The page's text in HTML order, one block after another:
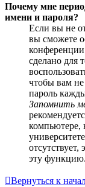
Почему мне
имени и пароля?
Если вы не
вы сможете
конференции
сделано для
чтобы вам не
пароль
Запомнить
компьютере,
эту функцию.
Вернуться к